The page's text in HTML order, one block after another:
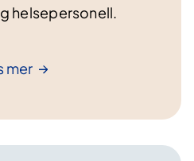
helsepersonell.
mer